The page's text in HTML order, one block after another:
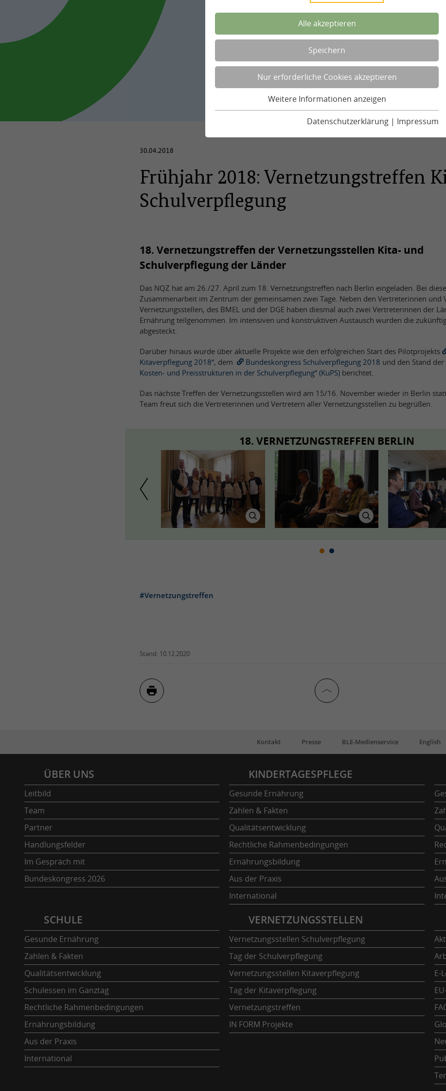
Alle akzeptieren
Speichern
Nur erforderliche Cookies akzeptieren
Weitere Informationen anzeigen
Datenschutzerklärung | Impressum
30.04.2018
Frühjahr 2018: Vernetzungstreffen
Schulverpflegung
18. Vernetzungstreffen der Vernetzungsstellen Kita- und
Schulverpflegung der Länder
Das NQZ hat am 26./27. April zum 18. Vernetzungstreffen nach Berlin eingeladen. Bei
Zusammenarbeit im Zentrum der gemeinsamen zwei Tage. Neben den Vertreterinnen und
Vernetzungsstellen, des BMEL und der DGE haben diesmal auch zwei Vertreterinnen der
Ernährung teilgenommen. Im intensiven und konstruktiven Austausch wurden die
abgesteckt.
Darüber hinaus wurde über aktuelle Projekte wie den erfolgreichen Start des Pilotprojekts
Kitaverpflegung 2018“, dem Bundeskongress Schulverpflegung 2018 und den Stand der
Kosten- und Preisstrukturen in der Schulverpflegung“ (KuPS) berichtet.
Das nächste Treffen der Vernetzungsstellen wird am 15/16. November wieder in Berlin
Team freut sich die Vertreterinnen und Vertretern aller Vernetzungsstellen zu begrüßen.
18. VERNETZUNGSTREFFEN BERLIN
#Vernetzungstreffen
Stand: 10.12.2020
Kontakt Presse BLE-Medienservice English
ÜBER UNS
Leitbild
Team
Partner
Handlungsfelder
Im Gespräch mit
Bundeskongress 2026
KINDERTAGESPFLEGE
Gesunde Ernährung
Zahlen & Fakten
Qualitätsentwicklung
Rechtliche Rahmenbedingungen
Ernährungsbildung
Aus der Praxis
International
SCHULE
Gesunde Ernährung
Zahlen & Fakten
Qualitätsentwicklung
Schulessen im Ganztag
Rechtliche Rahmenbedingungen
Ernährungsbildung
Aus der Praxis
International
VERNETZUNGSSTELLEN
Vernetzungsstellen Schulverpflegung
Tag der Schulverpflegung
Vernetzungsstellen Kitaverpflegung
Tag der Kitaverpflegung
Vernetzungstreffen
IN FORM Projekte
E-